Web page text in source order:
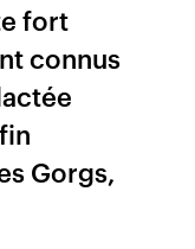
fort
connus
Gorgs,